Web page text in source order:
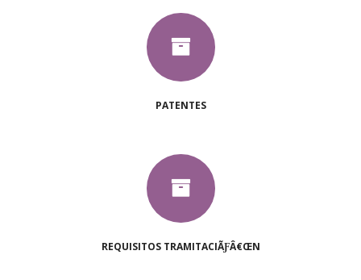
PATENTES
REQUISITOS TRAMITACIÃƑÂ€ŒN